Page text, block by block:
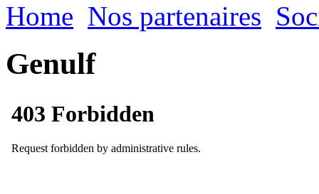
Home Nos partenaires
Genulf